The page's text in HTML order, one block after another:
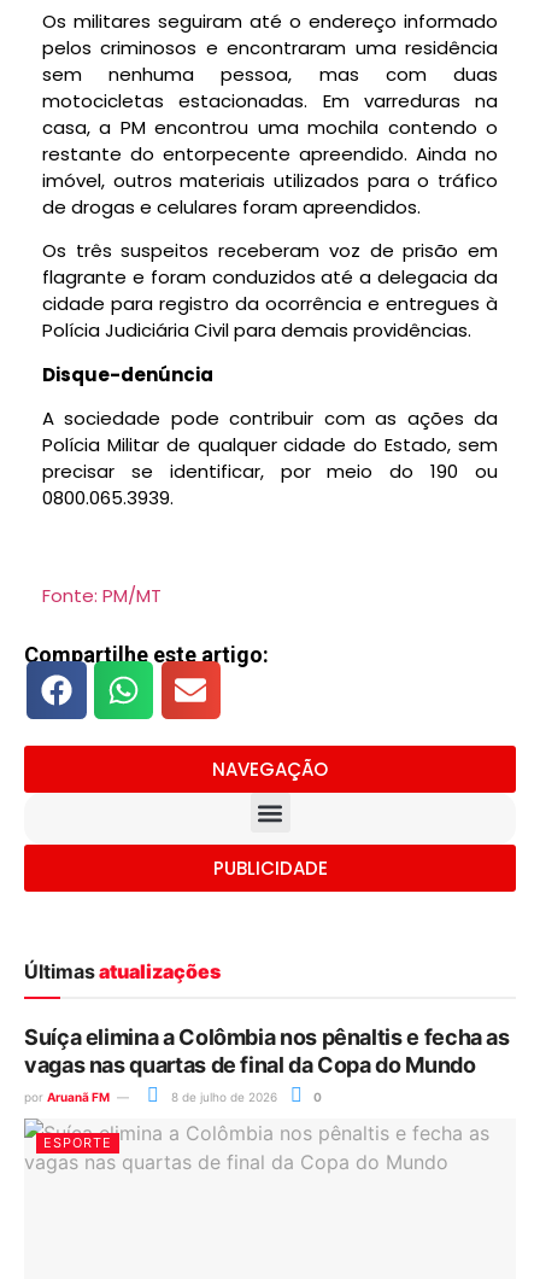
Os militares seguiram até o endereço informado
pelos criminosos e encontraram uma residência
sem nenhuma pessoa, mas com duas
motocicletas estacionadas. Em varreduras na
casa, a PM encontrou uma mochila contendo o
restante do entorpecente apreendido. Ainda no
imóvel, outros materiais utilizados para o tráfico
de drogas e celulares foram apreendidos.
Os três suspeitos receberam voz de prisão em
flagrante e foram conduzidos até a delegacia da
cidade para registro da ocorrência e entregues à
Polícia Judiciária Civil para demais providências.
Disque-denúncia
A sociedade pode contribuir com as ações da
Polícia Militar de qualquer cidade do Estado, sem
precisar se identificar, por meio do 190 ou
0800.065.3939.
Fonte: PM/MT
Compartilhe este artigo:
NAVEGAÇÃO
PUBLICIDADE
Últimasatualizações
Suíça elimina a Colômbia nos pênaltis e fecha as
vagas nas quartas de final da Copa do Mundo
por Aruanã FM 8 de julho de 2026 0
ESPORTE